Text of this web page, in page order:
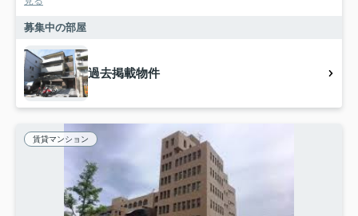
募集中の部屋
過去掲載物件
賃貸マンション